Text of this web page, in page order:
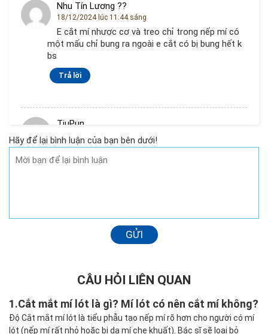
Nhu Tín Lương ??
18/12/2024 lúc 11:44 sáng
E cắt mí nhược cơ và treo chỉ trong nếp mí có
một mấu chỉ bung ra ngoài e cắt có bị bung hết k
bs
Trả lời
TiuPun
18/12/2024 lúc 11:44 sáng
Bs oi e nhấn mí đc 4 năm roi nhưng giờ muốn
quay lại mắt 1 mí có cách nào k ạ
18/12/2024 lúc 11:44 sáng
Trả lời
Hãy để lại bình luận của bạn bên dưới!
GỬI
CÂU HỎI LIÊN QUAN
1.Cắt mắt mí lót là gì? Mí lót có nên cắt mí không?
Độ Cắt mắt mí lót là tiểu phẫu tạo nếp mí rõ hơn cho người có mí
lót (nếp mí rất nhỏ hoặc bị da mí che khuất). Bác sĩ sẽ loại bỏ